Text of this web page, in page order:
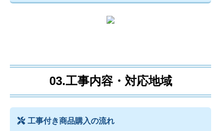
03.工事内容・対応地域
工事付き商品購入の流れ